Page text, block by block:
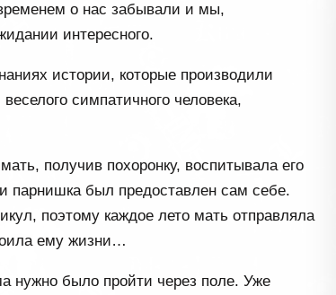
о нас забывали и мы,
интересного.
истории, которые производили
симпатичного человека,
получив похоронку, воспитывала его
парнишка был предоставлен сам себе.
поэтому каждое лето мать отправляла
ему жизни…
нужно было пройти через поле. Уже